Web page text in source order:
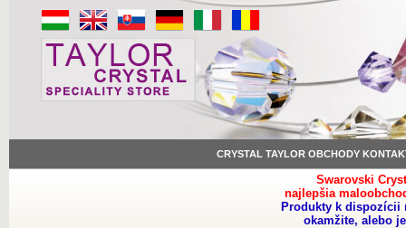
CRYSTAL TAYLOR OBCHODY
Swarovski
najlepšia
Produkty k dispozícii
okamžite, alebo